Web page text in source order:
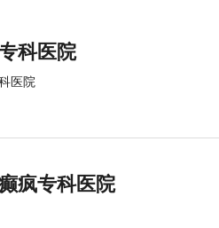
科医院
医院
疯专科医院